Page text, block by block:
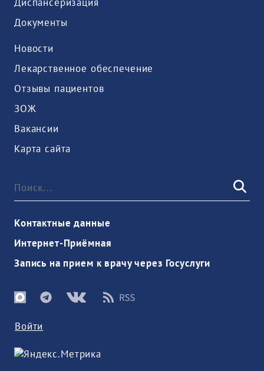
Документы
Новости
Лекарственное обеспечение
Отзывы пациентов
ЗОЖ
Вакансии
Карта сайта
Контактные данные
Интернет-Приёмная
Запись на прием к врачу через Госуслуги
Войти